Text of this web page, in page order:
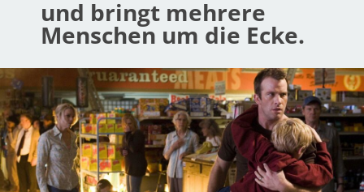
und bringt mehrere
Menschen um die Ecke.